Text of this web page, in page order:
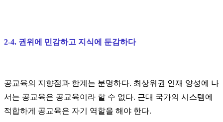
2-4. 권위에 민감하고 지식에 둔감하다
공교육의 지향점과 한계는 분명하다. 최상위권 인재 양성에 나
서는 공교육은 공교육이라 할 수 없다. 근대 국가의 시스템에
적합하게 공교육은 자기 역할을 해야 한다.